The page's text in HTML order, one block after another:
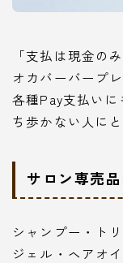
「支払は現金の
オカバーバープ
各種Pay支払い
ち歩かない人に
サロン専売
シャンプー・ト
ジェル・ヘアオ